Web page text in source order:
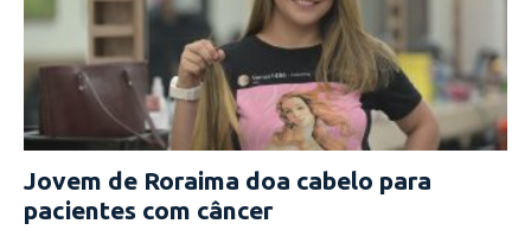
Jovem de Roraima doa cabelo para
pacientes com câncer